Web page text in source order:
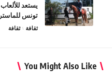
تونس للماسترز
ثقافة ثقافة
You Might Also Like